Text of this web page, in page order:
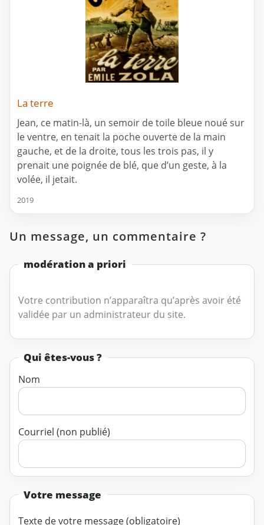
La terre
Jean, ce matin-là, un semoir de toile bleue noué sur
le ventre, en tenait la poche ouverte de la main
gauche, et de la droite, tous les trois pas, il y
prenait une poignée de blé, que d’un geste, à la
volée, il jetait.
2019
Un message, un commentaire ?
modération a priori
Votre contribution n’apparaîtra qu’après avoir été
validée par un administrateur du site.
Qui êtes-vous ?
Nom
Courriel (non publié)
Votre message
Texte de votre message (obligatoire)